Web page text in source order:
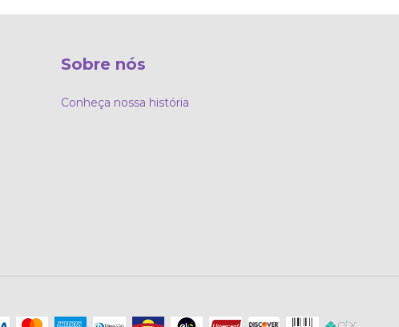
Sobre nós
Conheça nossa história